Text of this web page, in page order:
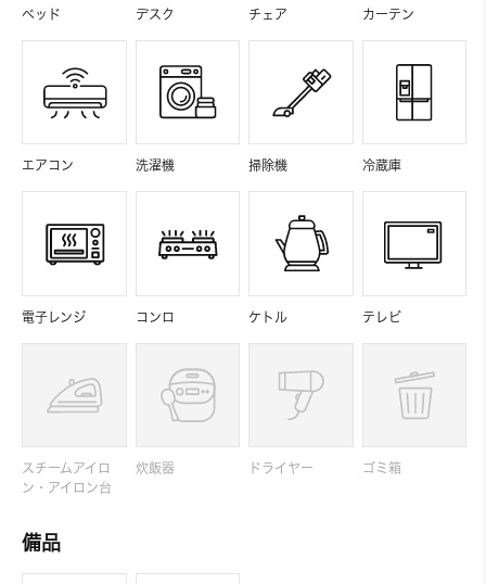
ベッド デスク チェア カーテン
エアコン 洗濯機 掃除機 冷蔵庫
電子レンジ コンロ ケトル テレビ
スチームアイロ
ン・アイロン台
炊飯器 ドライヤー ゴミ箱
備品